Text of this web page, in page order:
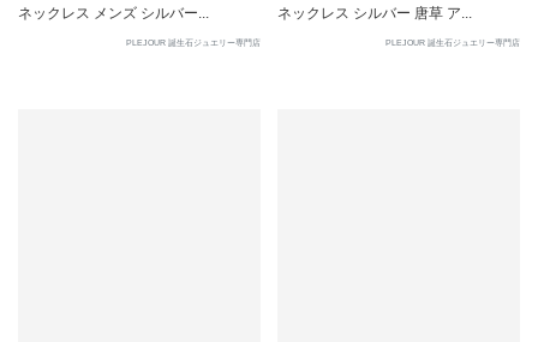
ネックレス メンズ シルバー...
PLEJOUR 誕生石ジュエリー専門店
ネックレス シルバー 唐草 ア...
PLEJOUR 誕生石ジュエリー専門店